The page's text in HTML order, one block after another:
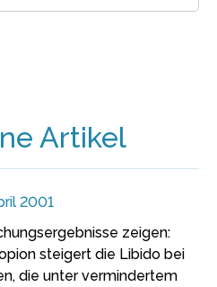
Artikel
2001
zeigen:
steigert die Libido bei
die unter vermindertem